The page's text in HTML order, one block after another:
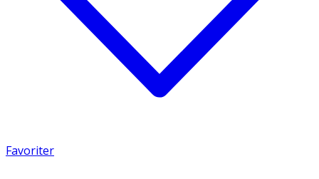
Favoriter